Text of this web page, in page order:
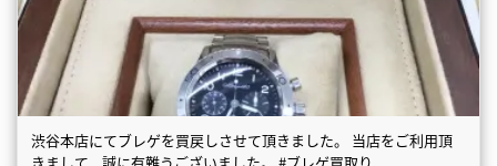
渋谷本店にてブレゲを買戻しさせて頂きました。 当店をご利用頂